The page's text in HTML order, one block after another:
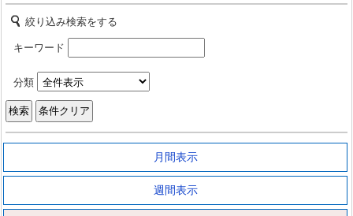
絞り込み検索をする
キーワード
分類
月間表示
週間表示